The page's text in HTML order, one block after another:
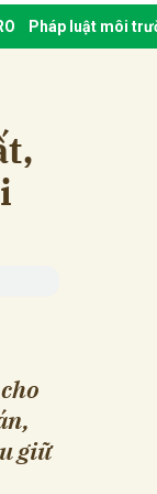
Pháp luật môi
giữ